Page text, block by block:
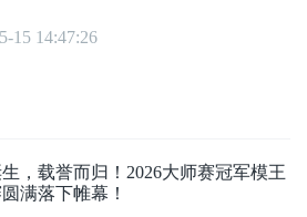
15 14:47:26
，载誉而归！2026大师赛冠军模王
满落下帷幕！